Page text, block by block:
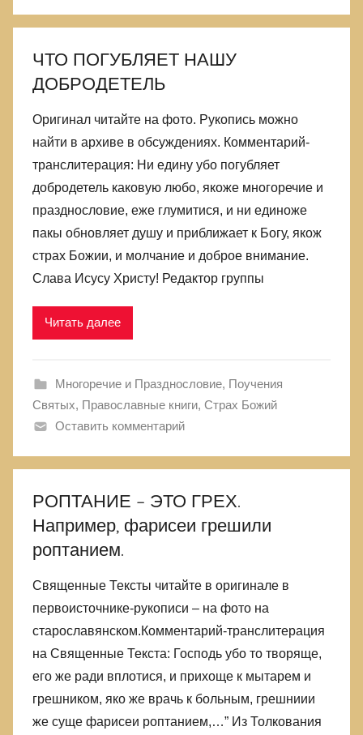
ЧТО ПОГУБЛЯЕТ НАШУ
ДОБРОДЕТЕЛЬ
Оригинал читайте на фото. Рукопись можно
найти в архиве в обсуждениях. Комментарий-
транслитерация: Ни едину убо погубляет
добродетель каковую любо, якоже многоречие и
празднословие, еже глумитися, и ни единоже
пакы обновляет душу и приближает к Богу, якож
страх Божии, и молчание и доброе внимание.
Слава Исусу Христу! Редактор группы
Читать далее
Многоречие и Празднословие, Поучения
Святых, Православные книги, Страх Божий
Оставить комментарий
РОПТАНИЕ – ЭТО ГРЕХ.
Например, фарисеи грешили
роптанием.
Священные Тексты читайте в оригинале в
первоисточнике-рукописи – на фото на
старославянском.Комментарий-транслитерация
на Священные Текста: Господь убо то творяще,
его же ради вплотися, и прихоще к мытарем и
грешником, яко же врачь к больным, грешниии
же суще фарисеи роптанием,…” Из Толкования